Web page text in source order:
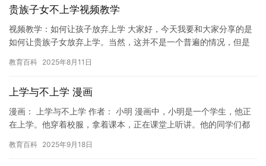
贵族子女不上学视频教学
视频教学：如何让孩子放弃上学 大家好，今天我要和大家分享的是
如何让贵族子女放弃上学。当然，这并不是一个普遍的情况，但是
篇文…
教育百科 2025年8月11日
上学与不上学 漫画
漫画： 上学与不上学 作者： 小明 漫画中，小明是一个学生，他正
在上学。他穿着校服，拿着课本，正在课堂上听讲。他的同学们都
教育百科 2025年9月18日